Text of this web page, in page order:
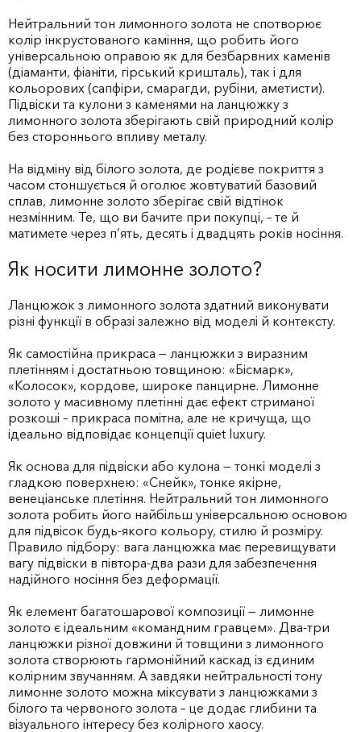
Нейтральний тон лимонного золота не спотворює
колір інкрустованого каміння, що робить його
універсальною оправою як для безбарвних каменів
(діаманти, фіаніти, гірський кришталь), так і для
кольорових (сапфіри, смарагди, рубіни, аметисти).
Підвіски та кулони з каменями на ланцюжку з
лимонного золота зберігають свій природний колір
без стороннього впливу металу.
На відміну від білого золота, де родієве покриття з
часом стоншується й оголює жовтуватий базовий
сплав, лимонне золото зберігає свій відтінок
незмінним. Те, що ви бачите при покупці, – те й
матимете через п’ять, десять і двадцять років носіння.
Як носити лимонне золото?
Ланцюжок з лимонного золота здатний виконувати
різні функції в образі залежно від моделі й контексту.
Як самостійна прикраса — ланцюжки з виразним
плетінням і достатньою товщиною: «Бісмарк»,
«Колосок», кордове, широке панцирне. Лимонне
золото у масивному плетінні дає ефект стриманої
розкоші – прикраса помітна, але не кричуща, що
ідеально відповідає концепції quiet luxury.
Як основа для підвіски або кулона — тонкі моделі з
гладкою поверхнею: «Снейк», тонке якірне,
венеціанське плетіння. Нейтральний тон лимонного
золота робить його найбільш універсальною основою
для підвісок будь-якого кольору, стилю й розміру.
Правило підбору: вага ланцюжка має перевищувати
вагу підвіски в півтора-два рази для забезпечення
надійного носіння без деформації.
Як елемент багатошарової композиції — лимонне
золото є ідеальним «командним гравцем». Два-три
ланцюжки різної довжини й товщини з лимонного
золота створюють гармонійний каскад із єдиним
колірним звучанням. А завдяки нейтральності тону
лимонне золото можна міксувати з ланцюжками з
білого та червоного золота – це додає глибини та
візуального інтересу без колірного хаосу.